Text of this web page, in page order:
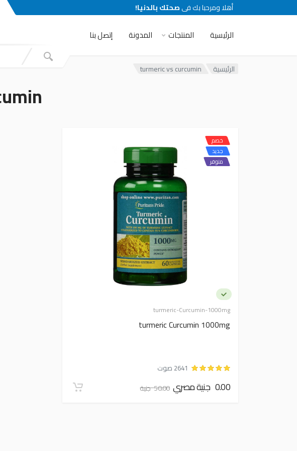
أهلا ومرحبا بك فىصحتك بالدنيا!
الرئيسية المنتجات المدونة إتصل بنا
الرئيسية turmeric vs curcumin
turmeric-Curcumin-1000mg
خصم
جديد
متوفر
turmeric Curcumin 1000mg
2641 صوت
0.00 جنية مصري 50.00 جنية